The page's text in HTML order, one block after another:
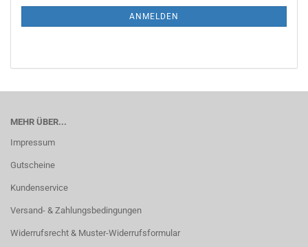
ANMELDEN
MEHR ÜBER...
Impressum
Gutscheine
Kundenservice
Versand- & Zahlungsbedingungen
Widerrufsrecht & Muster-Widerrufsformular